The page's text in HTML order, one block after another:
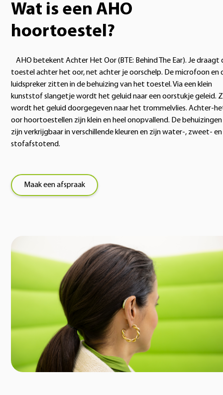
Wat is een AHO
hoortoestel?
AHO betekent Achter Het Oor (BTE: Behind The Ear). Je draagt
toestel achter het oor, net achter je oorschelp. De microfoon en
luidspreker zitten in de behuizing van het toestel. Via een klein
kunststof slangetje wordt het geluid naar een oorstukje geleid.
wordt het geluid doorgegeven naar het trommelvlies. Achter-
oor hoortoestellen zijn klein en heel onopvallend. De behuizingen
zijn verkrijgbaar in verschillende kleuren en zijn water-, zweet- en
stofafstotend.
Maak een afspraak